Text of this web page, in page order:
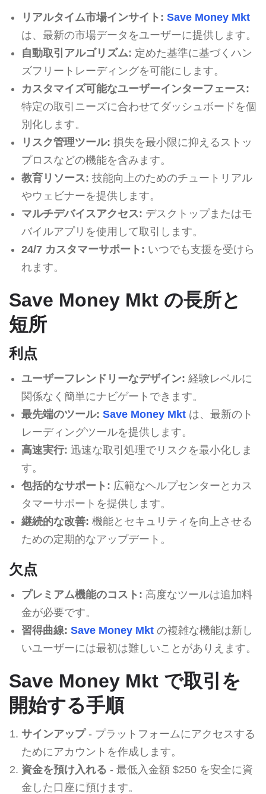
リアルタイム市場インサイト: Save Money Mkt
は、最新の市場データをユーザーに提供します。
自動取引アルゴリズム: 定めた基準に基づくハン
ズフリートレーディングを可能にします。
カスタマイズ可能なユーザーインターフェース:
特定の取引ニーズに合わせてダッシュボードを個
別化します。
リスク管理ツール: 損失を最小限に抑えるストッ
プロスなどの機能を含みます。
教育リソース: 技能向上のためのチュートリアル
やウェビナーを提供します。
マルチデバイスアクセス: デスクトップまたはモ
バイルアプリを使用して取引します。
24/7 カスタマーサポート: いつでも支援を受けら
れます。
Save Money Mkt の長所と
短所
利点
ユーザーフレンドリーなデザイン: 経験レベルに
関係なく簡単にナビゲートできます。
最先端のツール: Save Money Mktは、最新のト
レーディングツールを提供します。
高速実行: 迅速な取引処理でリスクを最小化しま
す。
包括的なサポート: 広範なヘルプセンターとカス
タマーサポートを提供します。
継続的な改善: 機能とセキュリティを向上させる
ための定期的なアップデート。
欠点
プレミアム機能のコスト: 高度なツールは追加料
金が必要です。
習得曲線: Save Money Mktの複雑な機能は新し
いユーザーには最初は難しいことがありえます。
Save Money Mkt で取引を
開始する手順
サインアップ- プラットフォームにアクセスする
ためにアカウントを作成します。
資金を預け入れる - 最低入金額 $250 を安全に資
金した口座に預けます。